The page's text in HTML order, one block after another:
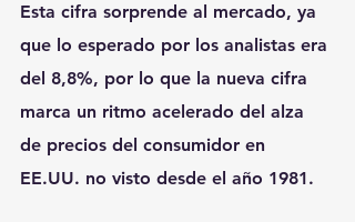
Esta cifra sorprende al mercado, ya
que lo esperado por los analistas era
del 8,8%, por lo que la nueva cifra
marca un ritmo acelerado del alza
de precios del consumidor en
EE.UU. no visto desde el año 1981.